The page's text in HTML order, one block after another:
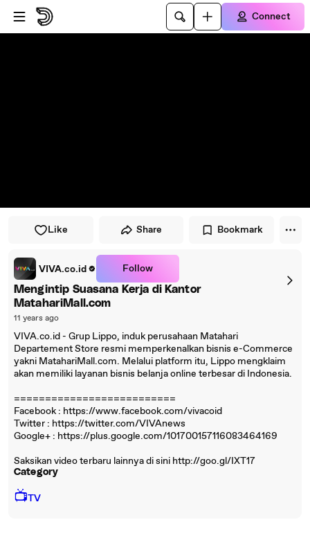
Skip to player
Skip to main content
Connect
Like Share Bookmark
VIVA.co.id Follow
Mengintip Suasana Kerja di Kantor
MatahariMall.com
11 years ago
VIVA.co.id - Grup Lippo, induk perusahaan Matahari
Departement Store resmi memperkenalkan bisnis e-Commerce
yakni MatahariMall.com. Melalui platform itu, Lippo mengklaim
akan memiliki layanan bisnis belanja online terbesar di Indonesia.
==========================
Facebook : https://www.facebook.com/vivacoid
Twitter : https://twitter.com/VIVAnews‎
Google+ : https://plus.google.com/101700157116083464169
Saksikan video terbaru lainnya di sini http://goo.gl/IXT17
Category
📺TV